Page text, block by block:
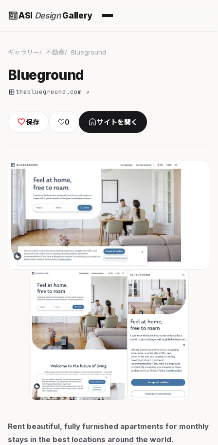
ASI DesignGallery
ギャラリー 不動産 Blueground
Blueground
theblueground.com ↗
保存 ♡0 サイトを開く
Rent beautiful, fully furnished apartments for monthly
stays in the best locations around the world.